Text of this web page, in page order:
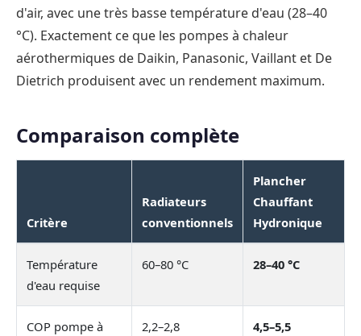
d'air, avec une très basse température d'eau (28–40
°C). Exactement ce que les pompes à chaleur
aérothermiques de Daikin, Panasonic, Vaillant et De
Dietrich produisent avec un rendement maximum.
Comparaison complète
Critère
Radiateurs
conventionnels
Plancher
Chauffant
Hydronique
Température
d'eau requise
60–80 °C 28–40 °C
COP pompe à
2,2–2,8 4,5–5,5